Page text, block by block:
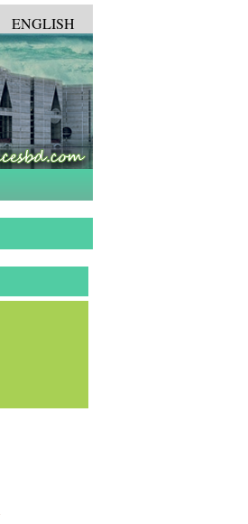
ENGLISH